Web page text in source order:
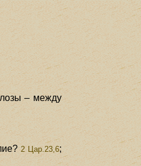
– между
2 Цар.23,6;